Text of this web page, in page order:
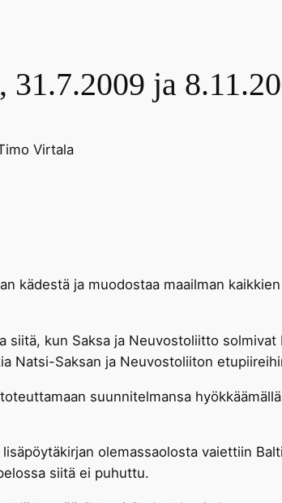
31.7.2009 ja
Virtala
kädestä ja muodostaa maailman
siitä, kun Saksa ja Neuvostoliitto
Natsi-Saksan ja Neuvostoliiton
suunnitelmansa
olemassaolosta vaiettiin
siitä ei puhuttu.